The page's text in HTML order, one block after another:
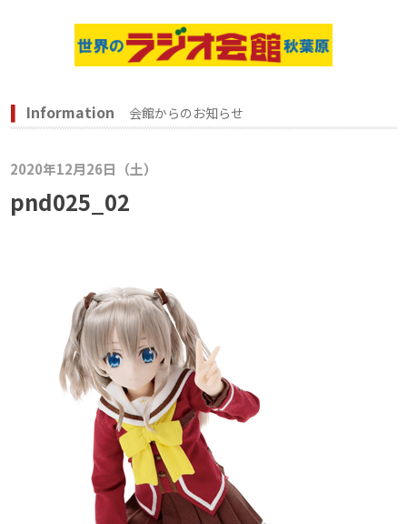
Information 会館からのお知らせ
2020年12月26日（土）
pnd025_02